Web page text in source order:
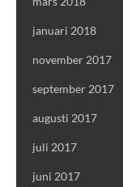
januari 2018
november 2017
september 2017
augusti 2017
juli 2017
juni 2017